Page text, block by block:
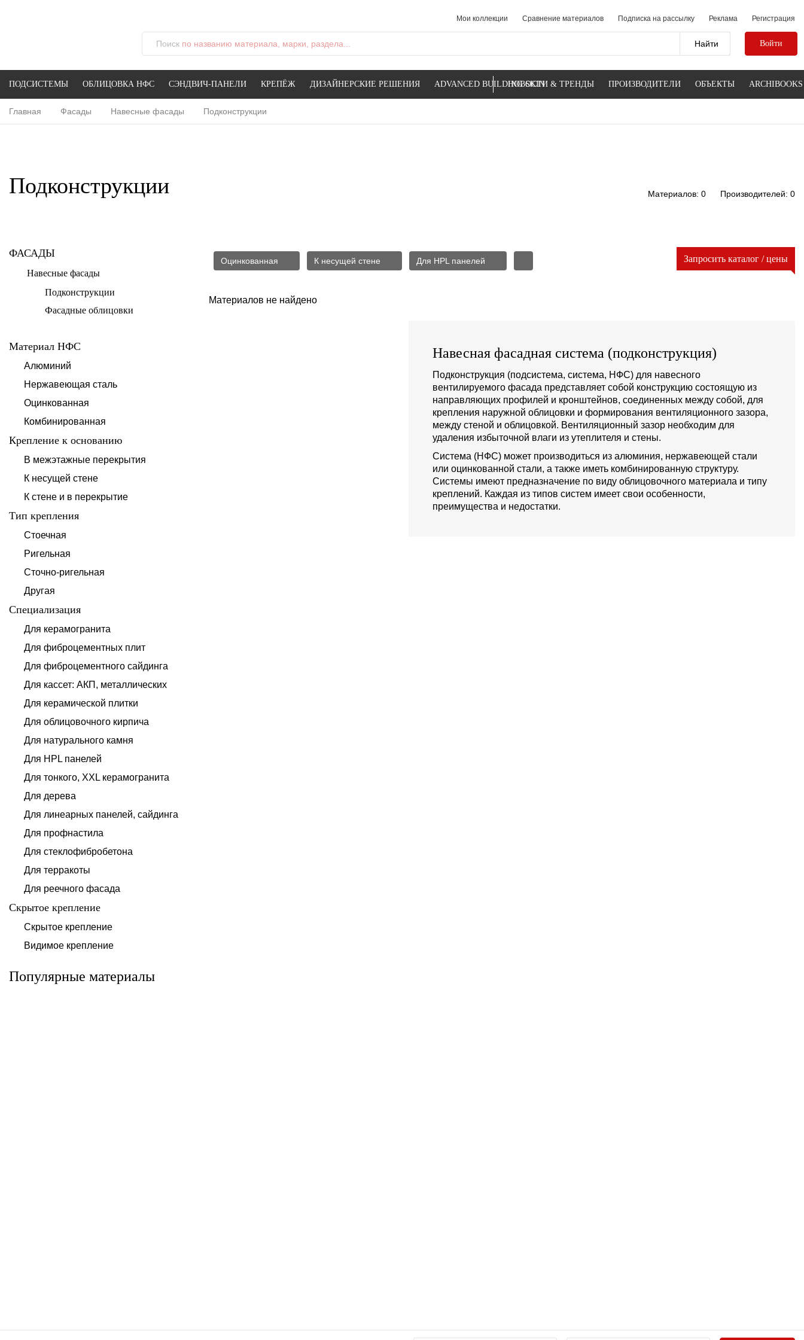
Мои коллекции Сравнение материалов Подписка на рассылку Реклама Регистрация
Поиск по названию материала, марки, раздела... Войти
ПОДСИСТЕМЫ ОБЛИЦОВКА НФС СЭНДВИЧ-ПАНЕЛИ КРЕПЁЖ ДИЗАЙНЕРСКИЕ РЕШЕНИЯ ADVANCED BUILDING SKINНОВОСТИ & ТРЕНДЫ ПРОИЗВОДИТЕЛИ ОБЪЕКТЫ ARCHIBOOKS
Главная Фасады Навесные фасады Подконструкции
Подконструкции Материалов: 0 Производителей: 0
ФАСАДЫ
Навесные фасады
Подконструкции
Фасадные облицовки
Материал НФС
Алюминий
Нержавеющая сталь
Оцинкованная
Комбинированная
Крепление к основанию
В межэтажные перекрытия
К несущей стене
К стене и в перекрытие
Тип крепления
Стоечная
Ригельная
Сточно-ригельная
Другая
Специализация
Для керамогранита
Для фиброцементных плит
Для фиброцементного сайдинга
Для кассет: АКП, металлических
Для керамической плитки
Для облицовочного кирпича
Для натурального камня
Для HPL панелей
Для тонкого, XXL керамогранита
Для дерева
Для линеарных панелей, сайдинга
Для профнастила
Для стеклофибробетона
Для терракоты
Для реечного фасада
Скрытое крепление
Скрытое крепление
Видимое крепление
Популярные материалы
Система для
облицовки
клинкерными
плитками «под
Альтернатива
Альтернатива
Оцинкованная К несущей стене Для HPL панелей Запросить каталог / цены
Материалов не найдено
Навесная фасадная система (подконструкция)
Подконструкция (подсистема, система, НФС) для навесного
вентилируемого фасада представляет собой конструкцию состоящую из
направляющих профилей и кронштейнов, соединенных между собой, для
крепления наружной облицовки и формирования вентиляционного зазора,
между стеной и облицовкой. Вентиляционный зазор необходим для
удаления избыточной влаги из утеплителя и стены.
Система (НФС) может производиться из алюминия, нержавеющей стали
или оцинкованной стали, а также иметь комбинированную структуру.
Системы имеют предназначение по виду облицовочного материала и типу
креплений. Каждая из типов систем имеет свои особенности,
преимущества и недостатки.